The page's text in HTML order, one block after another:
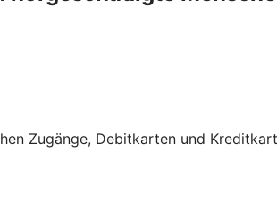
Zugänge, Debitkarten und